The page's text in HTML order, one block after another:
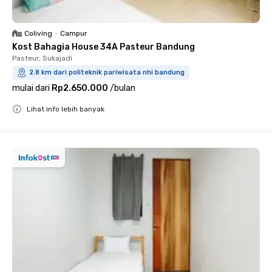
Coliving • Campur
Kost Bahagia House 34A Pasteur Bandung
Pasteur, Sukajadi
2.8 km dari politeknik pariwisata nhi bandung
mulai dari Rp2.650.000 /bulan
Lihat info lebih banyak